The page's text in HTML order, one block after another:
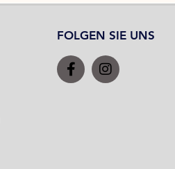
FOLGEN SIE UNS